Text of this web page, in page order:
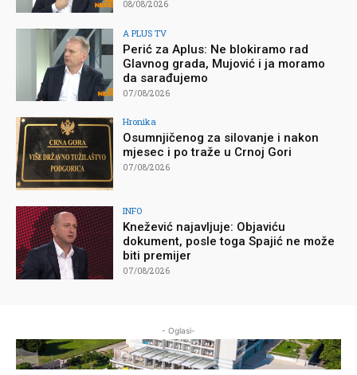
08/08/2026
A PLUS TV
Perić za Aplus: Ne blokiramo rad
Glavnog grada, Mujović i ja moramo
da sarađujemo
07/08/2026
Hronika
Osumnjičenog za silovanje i nakon
mjesec i po traže u Crnoj Gori
07/08/2026
INFO
Knežević najavljuje: Objaviću
dokument, posle toga Spajić ne može
biti premijer
07/08/2026
- Oglasi-